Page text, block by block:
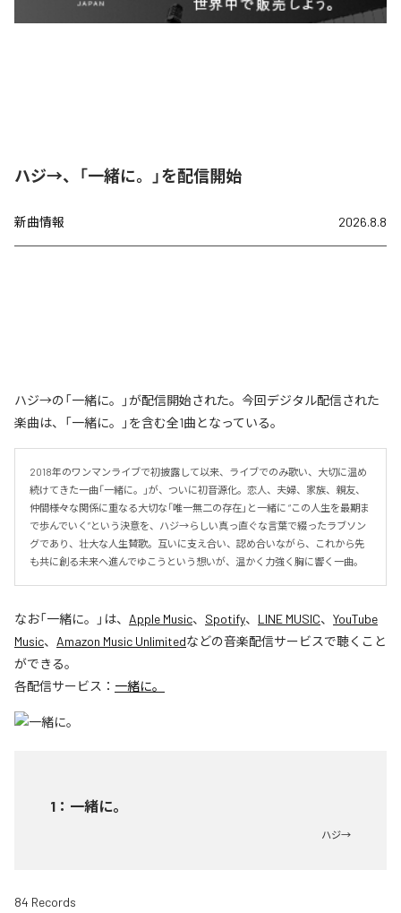
ハジ→、「一緒に。」を配信開始
新曲情報 2026.8.8
ハジ→の「一緒に。」が配信開始された。今回デジタル配信された
楽曲は、「一緒に。」を含む全1曲となっている。
2018年のワンマンライブで初披露して以来、ライブでのみ歌い、大切に温め
続けてきた一曲「一緒に。」が、ついに初音源化。恋人、夫婦、家族、親友、
仲間――様々な関係に重なる大切な「唯一無二の存在」と一緒に “この人生を最期ま
で歩んでいく”という決意を、ハジ→らしい真っ直ぐな言葉で綴ったラブソン
グであり、壮大な人生賛歌。互いに支え合い、認め合いながら、これから先
も共に創る未来へ進んでゆこうという想いが、温かく力強く胸に響く一曲。
なお「一緒に。 」は、 Apple Music、 Spotify、 LINE MUSIC、 YouTube
Music、 Amazon Music Unlimitedなどの音楽配信サービスで聴くこと
ができる。
各配信サービス： 一緒に。
1 ： 一緒に。
ハジ→
84 Records